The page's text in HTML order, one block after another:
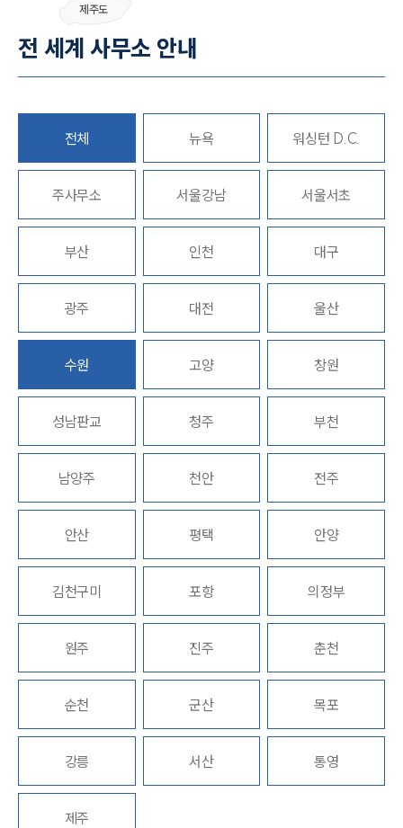
대륜의 강점
오시는 길
글로벌 파트너 로펌
통합검색
AI대륜
업무사례
주요 업무사례
사례분석/최신동향
법률정보
법률지식인
고객후기
업무분야
가사그룹 업무
전체
상속재산계산기(법정상속분)
구성원 소개
가사·상속전문변호사
소식/자료
언론보도
공지사항
법률서식
뉴스레터/브로슈어
세미나
대륜법률상담예약
제주도
전 세계 사무소 안내
전체 뉴욕 워싱턴 D.C.
주사무소 서울강남 서울서초
부산 인천 대구
광주 대전 울산
수원 고양 창원
성남판교 청주 부천
남양주 천안 전주
안산 평택 안양
김천구미 포항 의정부
원주 진주 춘천
순천 군산 목포
강릉 서산 통영
제주